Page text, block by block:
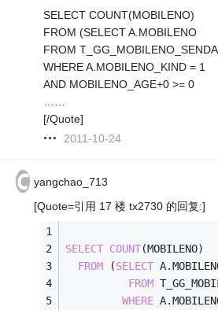
SELECT COUNT(MOBILENO)
FROM (SELECT A.MOBILENO
FROM
WHERE A.MOBILENO_KIND = 1
AND MOBILENO_AGE+0 >= 0
[/Quote]
2011-10-24
yangchao_713
[Quote=引用 17 楼 tx2730 的回复:]
SELECT COUNT(MOBILENO)
FROM (SELECT
FROM
WHERE